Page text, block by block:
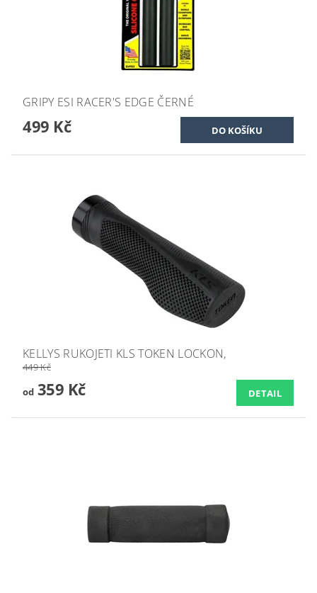
GRIPY ESI RACER'S EDGE ČERNÉ
499 Kč
KELLYS RUKOJETI KLS TOKEN LOCKON,
449 Kč
od359 Kč DETAIL